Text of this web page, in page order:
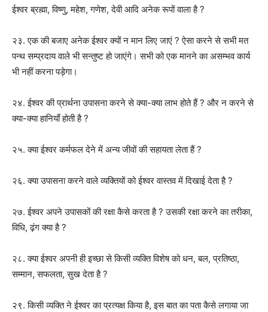
ईश्वर ब्रह्मा, विष्णु, महेश, गणेश, देवी आदि अनेक रूपों वाला है ?
२३. एक की बजाए अनेक ईश्वर क्यों न मान लिए जाएं ? ऐसा करने से सभी मत
पन्थ सम्प्रदाय वाले भी सन्तुष्ट हो जाएंगे। सभी को एक मानने का असम्भव कार्य
भी नहीं करना पड़ेगा।
२४. ईश्वर की प्रार्थना उपासना करने से क्या-क्या लाभ होते हैं ? और न करने से
क्या-क्या हानियाँ होती है ?
२५. क्या ईश्वर कर्मफल देने में अन्य जीवों की सहायता लेता हैं ?
२६. क्या उपासना करने वाले व्यक्तियों को ईश्वर वास्तव में दिखाई देता है ?
२७. ईश्वर अपने उपासकों की रक्षा कैसे करता है ? उसकी रक्षा करने का तरीका,
विधि, ढ़ंग क्या है ?
२८. क्या ईश्वर अपनी ही इच्छा से किसी व्यक्ति विशेष को धन, बल, प्रतिष्ठा,
सम्मान, सफलता, सुख देता है ?
२९. किसी व्यक्ति ने ईश्वर का प्रत्यक्ष किया है, इस बात का पता कैसे लगाया जा